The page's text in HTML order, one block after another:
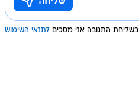
בשליחת התגובה אני מסכים לתנאי השימוש